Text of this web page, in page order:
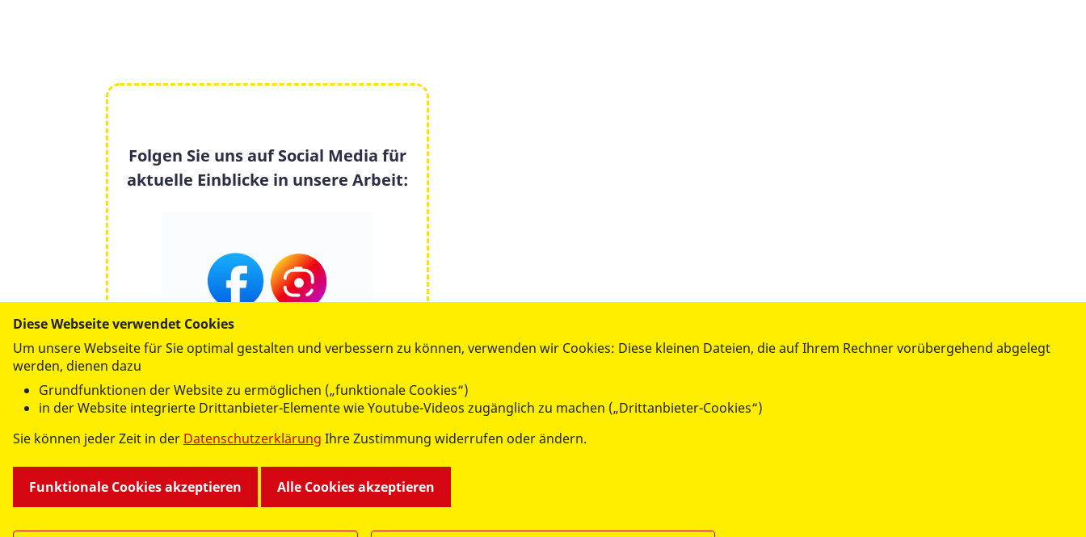
Folgen Sie uns auf Social Media für
aktuelle Einblicke in unsere Arbeit:
Facebook
->ASB Erzgebirge aufInstagram
Diese Webseite verwendet Cookies
Um unsere Webseite für Sie optimal gestalten und verbessern zu können, verwenden wir Cookies: Diese kleinen Dateien, die auf Ihrem Rechner vorübergehend abgelegt
werden, dienen dazu
Grundfunktionen der Website zu ermöglichen („funktionale Cookies“)
in der Website integrierte Drittanbieter-Elemente wie Youtube-Videos zugänglich zu machen („Drittanbieter-Cookies“)
Sie können jeder Zeit in der Datenschutzerklärung Ihre Zustimmung widerrufen oder ändern.
Funktionale Cookies akzeptieren Alle Cookies akzeptieren